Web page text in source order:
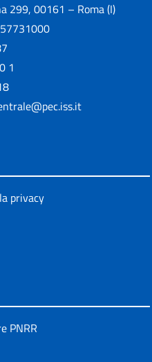
299, 00161 – Roma (I)
1
privacy
PNRR